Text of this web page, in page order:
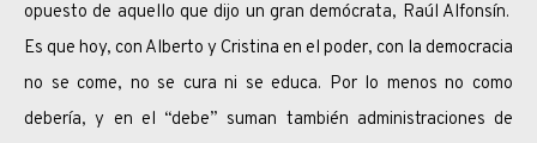
opuesto de aquello que dijo un gran demócrata, Raúl Alfonsín.
Es que hoy, con Alberto y Cristina en el poder, con la democracia
no se come, no se cura ni se educa. Por lo menos no como
debería, y en el “debe” suman también administraciones de